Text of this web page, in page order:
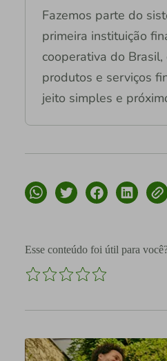
Fazemos parte do
primeira instituição
cooperativa do Brasil,
produtos e serviços
jeito simples e
Esse conteúdo foi útil para